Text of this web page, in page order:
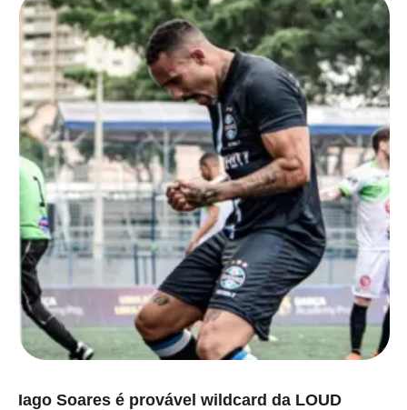
Iago Soares é provável wildcard da LOUD